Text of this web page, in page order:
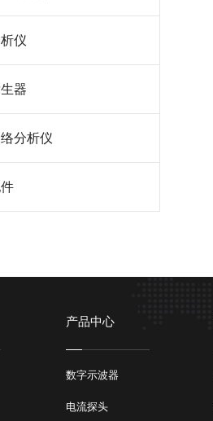
仪
器
分析仪
产品中心
数字示波器
电流探头